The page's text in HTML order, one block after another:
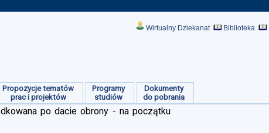
Wirtualny Dziekanat Biblioteka
Propozycje tematów
prac i projektów
Programy
studiów
Dokumenty
do pobrania
po dacie obrony - na początku